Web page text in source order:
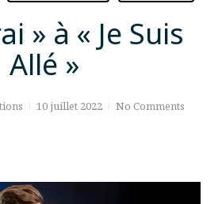
» à « Je Suis
Allé »
10 juillet 2022 No Comments